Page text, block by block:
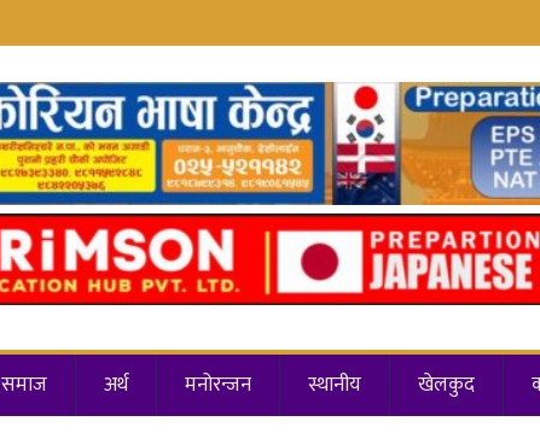
समाज अर्थ मनोरन्जन स्थानीय खेलकुद